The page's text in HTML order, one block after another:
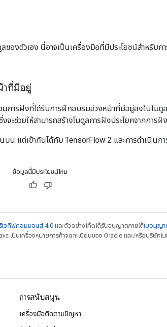
ลของตัวเอง นี่อาจเป็นเครื่องมือที่มีประโยชน์สำหรับก
าที่มีอยู่
มการฝังที่ได้รับการฝึกอบรมล่วงหน้าที่มีอยู่ลงในโมดู
ะช่วยให้สามารถสร้างโมดูลการฝังประโยคจากการฝั
บน แต่เข้ากันได้กับ TensorFlow 2 และการดำเนินก
ข้อมูลนี้มีประโยชน์ไหม
เอทีฟคอมมอนส์ 4.0 และตัวอย่างโค้ดได้รับอนุญาตภายใต้ใบอนุญา
เป็นเครื่องหมายการค้าจดทะเบียนของ Oracle และ/หรือบริษัทใน
การสนับสนุน
เครื่องมือติดตามปัญหา